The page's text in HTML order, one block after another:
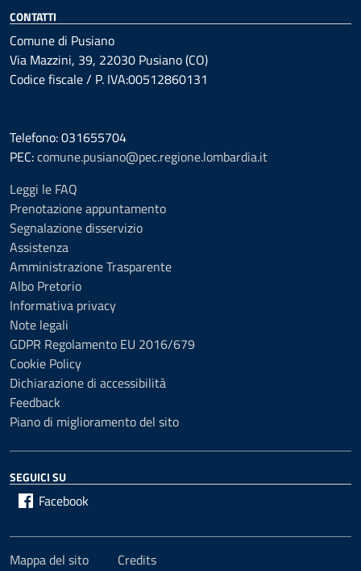
CONTATTI
Comune di Pusiano
Via Mazzini, 39, 22030 Pusiano (CO)
Codice fiscale / P. IVA:00512860131
Telefono: 031655704
PEC:comune.pusiano@pec.regione.lombardia.it
Leggi le FAQ
Prenotazione appuntamento
Segnalazione disservizio
Assistenza
Amministrazione Trasparente
Albo Pretorio
Informativa privacy
Note legali
GDPR Regolamento EU 2016/679
Cookie Policy
Dichiarazione di accessibilità
Feedback
Piano di miglioramento del sito
SEGUICI SU
Facebook
Mappa del sito Credits